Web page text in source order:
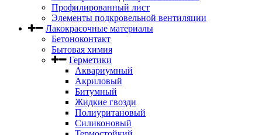
Профилированный лист
Элементы подкровельной вентиляции
Лакокрасочные материалы
Бетоноконтакт
Бытовая химия
Герметики
Аквариумный
Акриловый
Битумный
Жидкие гвозди
Полиуритановый
Силиконовый